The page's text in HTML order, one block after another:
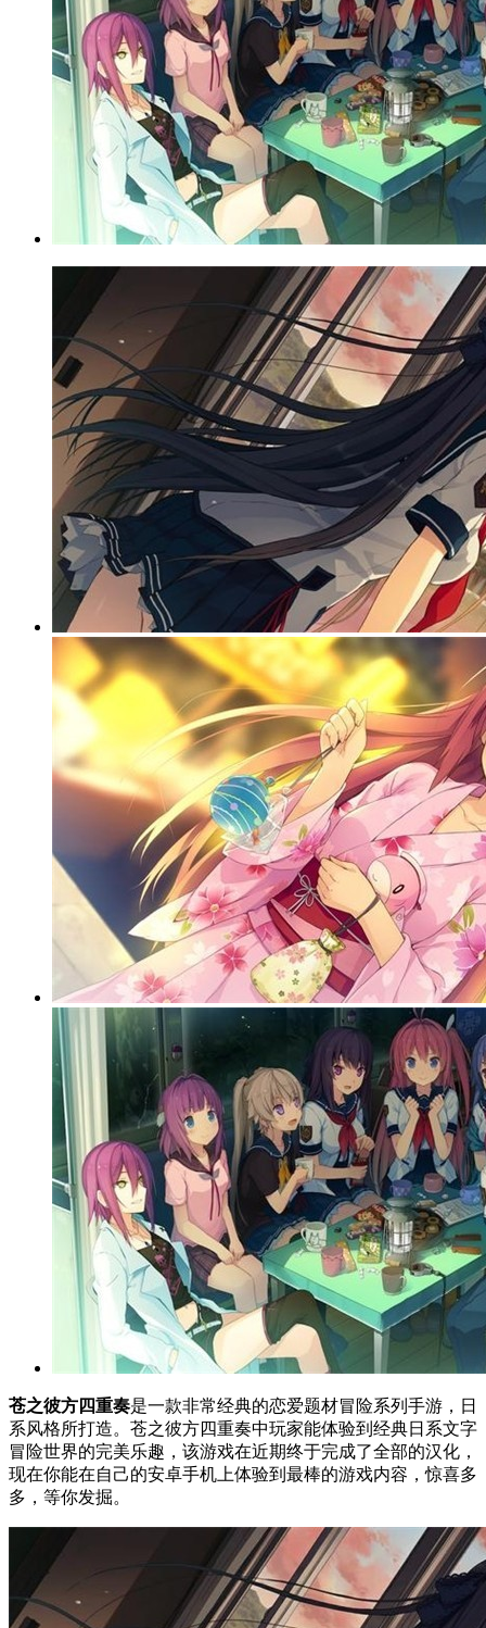
苍之彼方四重奏是一款非常经典的恋爱题材冒险系列手游，日
系风格所打造。苍之彼方四重奏中玩家能体验到经典日系文字
冒险世界的完美乐趣，该游戏在近期终于完成了全部的汉化，
现在你能在自己的安卓手机上体验到最棒的游戏内容，惊喜多
多，等你发掘。